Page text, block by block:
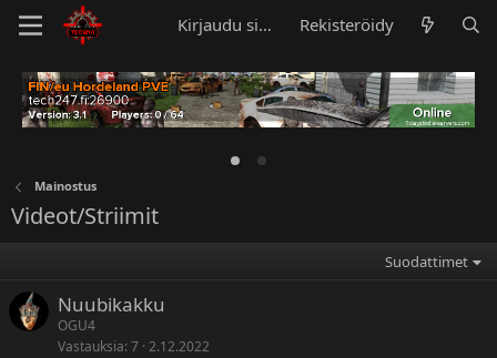
Kirjaudu sisään Rekisteröidy
Mainostus
Videot/Striimit
Suodattimet
Nuubikakku
OGU4
Vastauksia 7 2.12.2022